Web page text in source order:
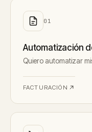
0 1
Automatización
Quiero automatizar
FACTURACIÓN